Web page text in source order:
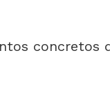
concretos